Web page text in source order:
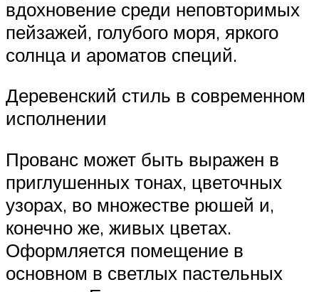
вдохновение среди неповторимых
пейзажей, голубого моря, яркого
солнца и ароматов специй.
Деревенский стиль в современном
исполнении
Прованс может быть выражен в
приглушенных тонах, цветочных
узорах, во множестве рюшей и,
конечно же, живых цветах.
Оформляется помещение в
основном в светлых пастельных